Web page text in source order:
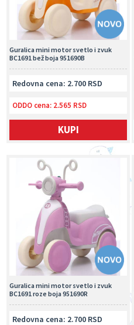
Guralica mini motor svetlo i zvuk
BC1691 bež boja 951690B
Redovna cena: 2.700 RSD
ODDO cena: 2.565 RSD
KUPI
Guralica mini motor svetlo i zvuk
BC1691 roze boja 951690R
Redovna cena: 2.700 RSD